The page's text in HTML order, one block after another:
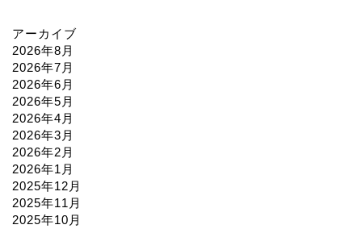
アーカイブ
2026年8月
2026年7月
2026年6月
2026年5月
2026年4月
2026年3月
2026年2月
2026年1月
2025年12月
2025年11月
2025年10月